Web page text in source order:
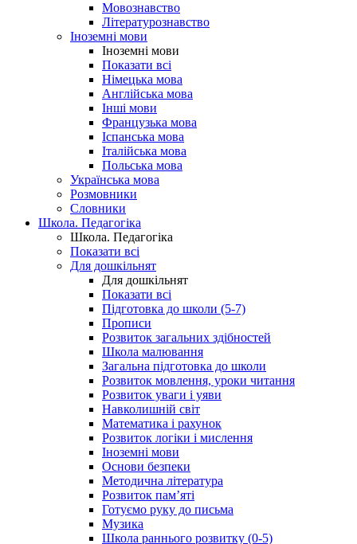
Мовознавство
Літературознавство
Іноземні мови
Іноземні мови
Показати всі
Німецька мова
Англійська мова
Інші мови
Французька мова
Іспанська мова
Італійська мова
Польська мова
Українська мова
Розмовники
Словники
Школа. Педагогіка
Школа. Педагогіка
Показати всі
Для дошкільнят
Для дошкільнят
Показати всі
Підготовка до школи (5-7)
Прописи
Розвиток загальних здібностей
Школа малювання
Загальна підготовка до школи
Розвиток мовлення, уроки читання
Розвиток уваги і уяви
Навколишній світ
Математика і рахунок
Розвиток логіки і мислення
Іноземні мови
Основи безпеки
Методична література
Розвиток пам’яті
Готуємо руку до письма
Музика
Школа раннього розвитку (0-5)